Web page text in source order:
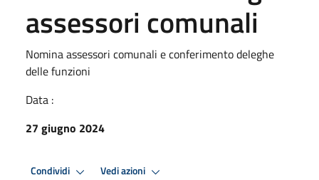
assessori comunali
Nomina assessori comunali e conferimento deleghe
delle funzioni
Data :
27 giugno 2024
Condividi Vedi azioni